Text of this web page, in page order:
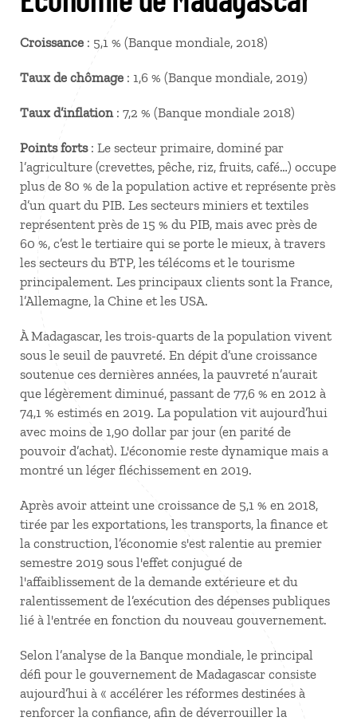
Croissance : 5,1 % (Banque mondiale, 2018)
Taux de chômage : 1,6 % (Banque mondiale, 2019)
Taux d’inflation: 7,2 % (Banque mondiale 2018)
Points forts: Le secteur primaire, dominé par
l’agriculture (crevettes, pêche, riz, fruits, café…) occupe
plus de 80 % de la population active et représente près
d’un quart du PIB. Les secteurs miniers et textiles
représentent près de 15 % du PIB, mais avec près de
60 %, c’est le tertiaire qui se porte le mieux, à travers
les secteurs du BTP, les télécoms et le tourisme
principalement. Les principaux clients sont la France,
l’Allemagne, la Chine et les USA.
À Madagascar, les trois-quarts de la population vivent
sous le seuil de pauvreté. En dépit d’une croissance
soutenue ces dernières années, la pauvreté n’aurait
que légèrement diminué, passant de 77,6 % en 2012 à
74,1 % estimés en 2019. La population vit aujourd’hui
avec moins de 1,90 dollar par jour (en parité de
pouvoir d’achat). L'économie reste dynamique mais a
montré un léger fléchissement en 2019.
Après avoir atteint une croissance de 5,1 % en 2018,
tirée par les exportations, les transports, la finance et
la construction, l’économie s'est ralentie au premier
semestre 2019 sous l'effet conjugué de
l'affaiblissement de la demande extérieure et du
ralentissement de l’exécution des dépenses publiques
lié à l'entrée en fonction du nouveau gouvernement.
Selon l’analyse de la Banque mondiale, le principal
défi pour le gouvernement de Madagascar consiste
aujourd’hui à « accélérer les réformes destinées à
renforcer la confiance, afin de déverrouiller la